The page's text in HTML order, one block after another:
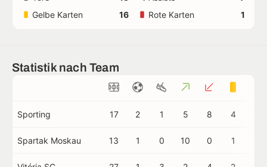
Gelbe Karten
16 Rote Karten 1
Statistik nach Team
Sporting 17 2 1 5 8 4
Spartak Moskau 13 1 0 10 0 1